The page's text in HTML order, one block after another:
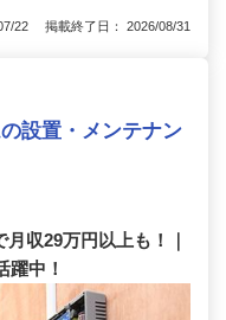
22 掲載終了日： 2026/08/31
設置・メンテナン
収29万円以上も！｜
躍中！